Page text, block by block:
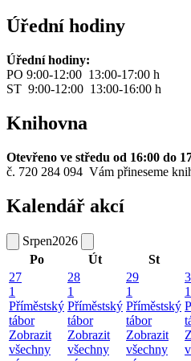
Úřední hodiny
Úřední hodiny:
PO 9:00-12:00 13:00-17:00 h
ST 9:00-12:00 13:00-16:00 h
Knihovna
Otevřeno ve středu od 16:00 do
č. 720 284 094 Vám přineseme
Kalendář akcí
Srpen2026
Po
Út St
27
1
Příměstský
tábor
Zobrazit
všechny
28
1
Příměstský
tábor
Zobrazit
všechny
29
1
Příměstský
tábor
Zobrazit
všechny
1